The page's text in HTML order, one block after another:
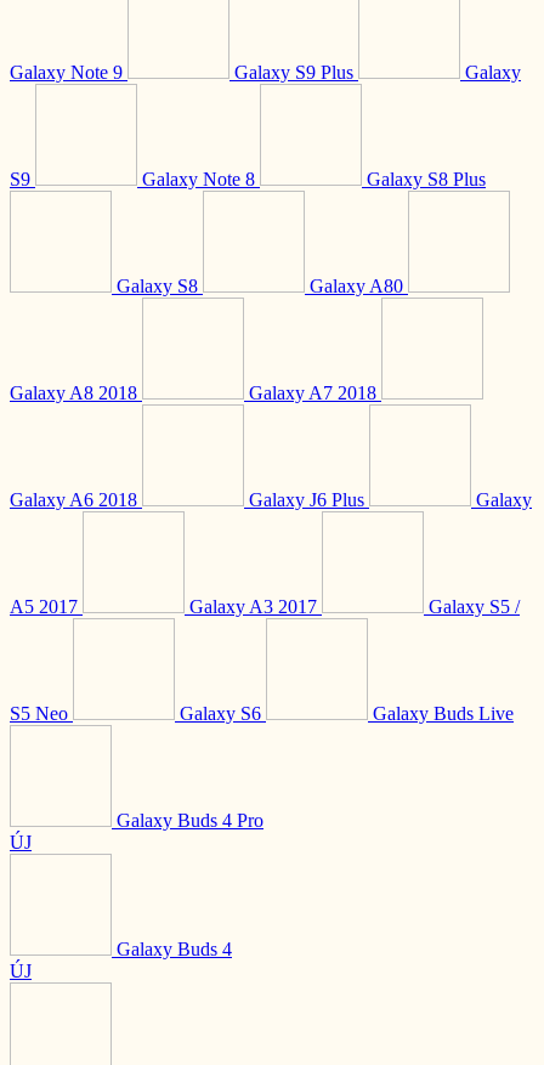
Galaxy Note 9 Galaxy S9 Plus Galaxy
S9 Galaxy Note 8 Galaxy S8 Plus
Galaxy S8 Galaxy A80
Galaxy A8 2018 Galaxy A7 2018
Galaxy A6 2018 Galaxy J6 Plus Galaxy
A5 2017 Galaxy A3 2017 Galaxy S5 /
S5 Neo Galaxy S6 Galaxy Buds Live
Galaxy Buds 4 Pro
ÚJ
Galaxy Buds 4
ÚJ